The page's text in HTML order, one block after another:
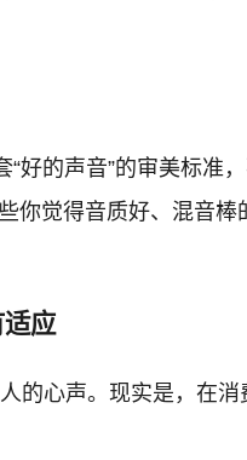
好的声音”的审美标准
你觉得音质好、混音
应
的心声。现实是，在